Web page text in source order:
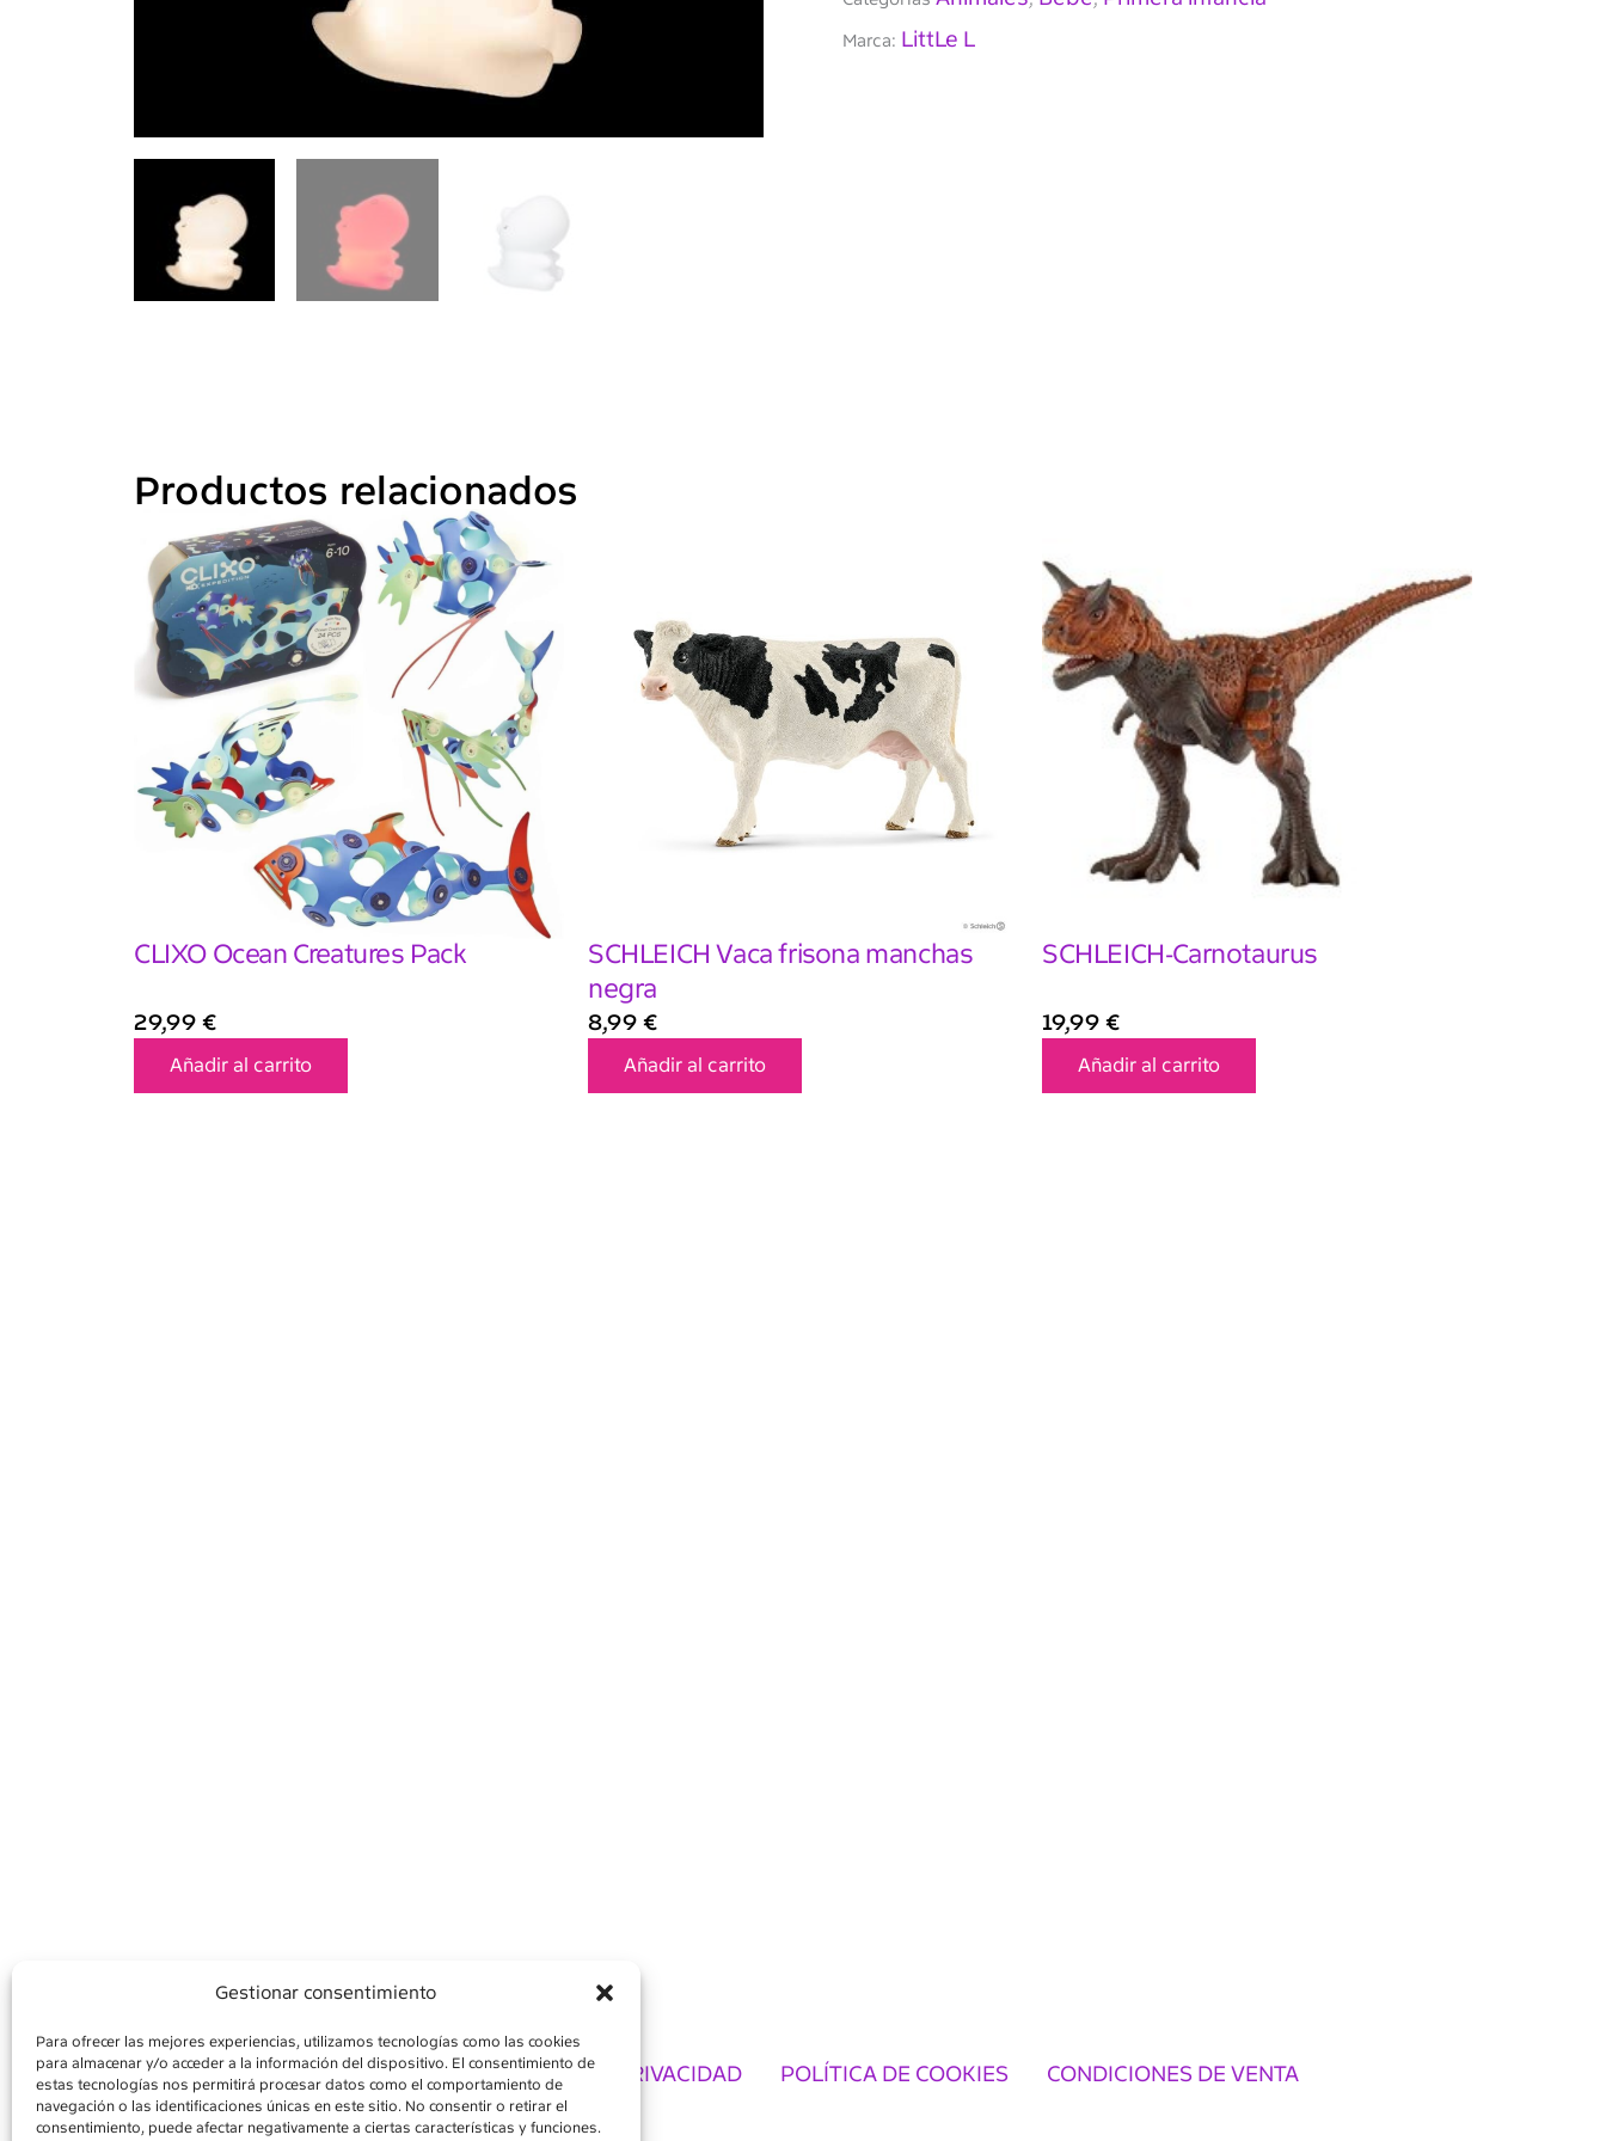
Gestionar consentimiento
Para ofrecer las mejores experiencias, utilizamos tecnologías como las cookies
para almacenar y/o acceder a la información del dispositivo. El consentimiento de
estas tecnologías nos permitirá procesar datos como el comportamiento de
navegación o las identificaciones únicas en este sitio. No consentir o retirar el
consentimiento, puede afectar negativamente a ciertas características y funciones.
Marca: LittLe L
Productos relacionados
CLIXO Ocean Creatures Pack
29,99 €
Añadir al carrito
SCHLEICH Vaca frisona manchas
negra
8,99 €
Añadir al carrito
SCHLEICH-Carnotaurus
19,99 €
Añadir al carrito
AVISO LEGAL POLÍTICA DE PRIVACIDAD POLÍTICA DE COOKIES CONDICIONES DE VENTA